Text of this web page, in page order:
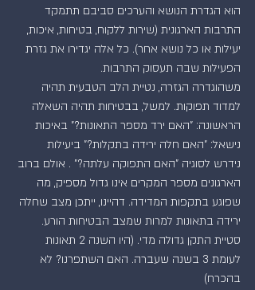
הוא הגדרת הנושא והערכים סביבם תתמקד
התרבות הארגונית (שירות ללקוח, בטיחות, איכות,
יעילות או כל נושא אחר). כל אלה יגדירו את גזרת
הפעילות שבה תעסוק התרבות.
משהוגדרה הגזרה, נטיית הלב הטבעית תהיה
למדוד תפוקות. למשל, בבטיחות תהיה השאלה
הראשונה: "האם ירד מספר התאונות?" באיכות
נישאל: "האם חלה ירידה בתקלות?" ביעילות
נידרש לסוגיה "האם התפוקה עלתה?" . אולם ברוב
הארגונים מספר המקרים אינו גדול מספיק, מה
שפוגע בתקפות המדידה. דהיינו, ייתכן מצב שחלה
ירידה בתאונות למרות שמצב הבטיחות הורע.
סטיית התקן גדולה מדי. (היו השנה 2 תאונות
לעומת 3 בשנה שעברה. האם השתפרנו? לא
בהכרח)